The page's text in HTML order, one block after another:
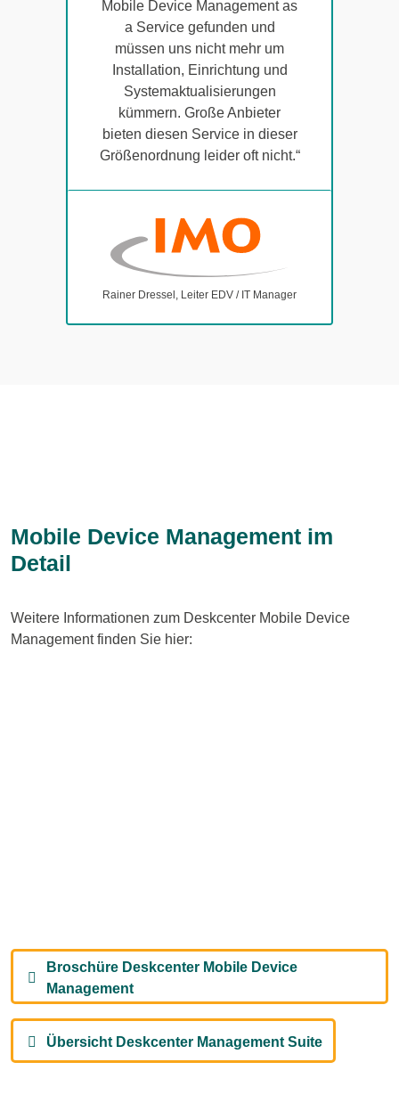
Mobile Device Management as
a Service gefunden und
müssen uns nicht mehr um
Installation, Einrichtung und
Systemaktualisierungen
kümmern. Große Anbieter
bieten diesen Service in dieser
Größenordnung leider oft nicht.“
Rainer Dressel, Leiter EDV / IT Manager
Mobile Device Management im
Detail
Weitere Informationen zum Deskcenter Mobile Device
Management finden Sie hier:
Broschüre Deskcenter Mobile Device
Management
Übersicht Deskcenter Management Suite